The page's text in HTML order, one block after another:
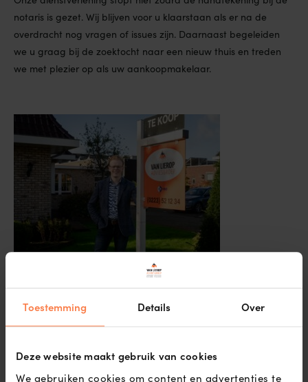
Toestemming Details Over
Deze website maakt gebruik van cookies
We gebruiken cookies om content en advertenties te
notaris is gezet. Wij blijven voor u klaarstaan als er na de
overdracht nog vragen of issues zijn. Daarnaast begeleiden
we u graag bij de zoektocht naar een nieuw thuis en treden
we met plezier op als uw aankoopmakelaar.